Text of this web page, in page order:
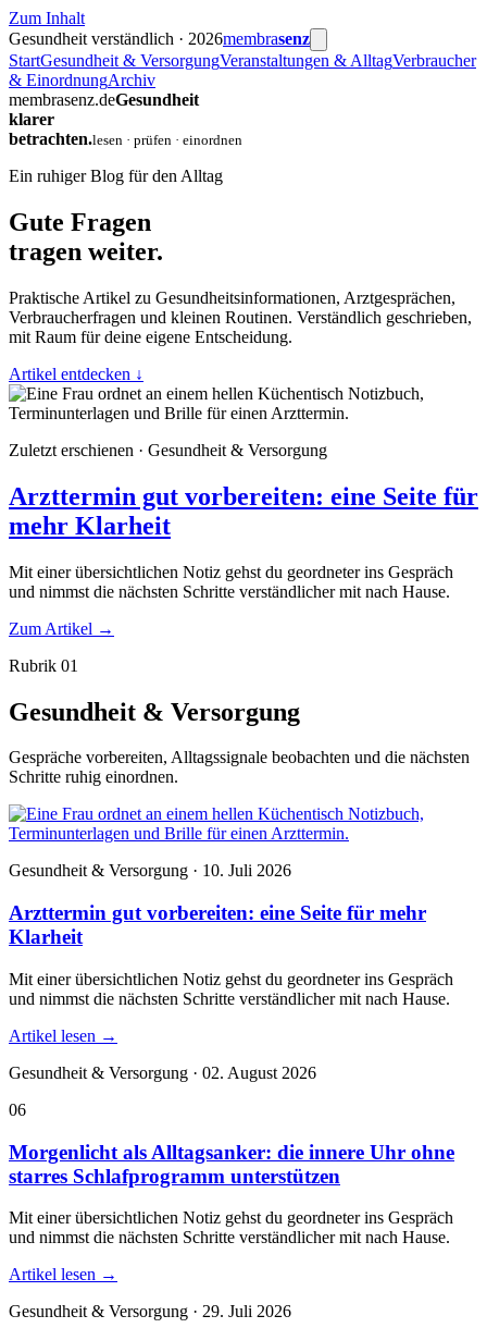
Zum Inhalt
Gesundheit verständlich · 2026membrasenz
StartGesundheit & VersorgungVeranstaltungen & AlltagVerbraucher
& EinordnungArchiv
membrasenz.deGesundheit
klarer
betrachten.lesen · prüfen · einordnen
Ein ruhiger Blog für den Alltag
Gute Fragen
tragen weiter.
Praktische Artikel zu Gesundheitsinformationen, Arztgesprächen,
Verbraucherfragen und kleinen Routinen. Verständlich geschrieben,
mit Raum für deine eigene Entscheidung.
Artikel entdecken ↓
Zuletzt erschienen · Gesundheit & Versorgung
Arzttermin gut vorbereiten: eine Seite für
mehr Klarheit
Mit einer übersichtlichen Notiz gehst du geordneter ins Gespräch
und nimmst die nächsten Schritte verständlicher mit nach Hause.
Zum Artikel →
Rubrik 01
Gesundheit & Versorgung
Gespräche vorbereiten, Alltagssignale beobachten und die nächsten
Schritte ruhig einordnen.
Gesundheit & Versorgung · 10. Juli 2026
Arzttermin gut vorbereiten: eine Seite für mehr
Klarheit
Mit einer übersichtlichen Notiz gehst du geordneter ins Gespräch
und nimmst die nächsten Schritte verständlicher mit nach Hause.
Artikel lesen →
Gesundheit & Versorgung · 02. August 2026
06
Morgenlicht als Alltagsanker: die innere Uhr ohne
starres Schlafprogramm unterstützen
Mit einer übersichtlichen Notiz gehst du geordneter ins Gespräch
und nimmst die nächsten Schritte verständlicher mit nach Hause.
Artikel lesen →
Gesundheit & Versorgung · 29. Juli 2026